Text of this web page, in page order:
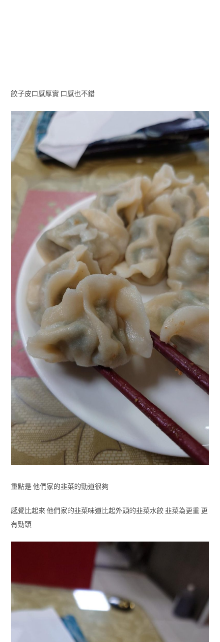
餃子皮口感厚實 口感也不錯
重點是 他們家的韭菜的勁道很夠
感覺比起來 他們家的韭菜味道比起外頭的韭菜水餃 韭菜為更重 更
有勁頭